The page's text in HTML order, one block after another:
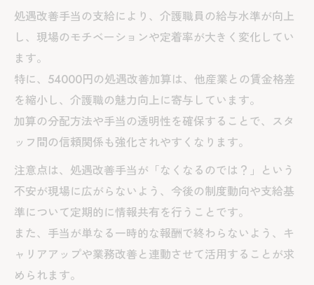
処遇改善手当の支給により、介護職員の給与水準が向上
し、現場のモチベーションや定着率が大きく変化してい
ます。
特に、54000円の処遇改善加算は、他産業との賃金格差
を縮小し、介護職の魅力向上に寄与しています。
加算の分配方法や手当の透明性を確保することで、スタ
ッフ間の信頼関係も強化されやすくなります。
注意点は、処遇改善手当が「なくなるのでは？」という
不安が現場に広がらないよう、今後の制度動向や支給基
準について定期的に情報共有を行うことです。
また、手当が単なる一時的な報酬で終わらないよう、キ
ャリアアップや業務改善と連動させて活用することが求
められます。